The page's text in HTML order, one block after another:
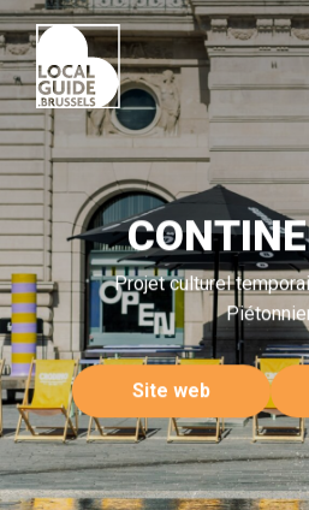
Projet culturel
Site web